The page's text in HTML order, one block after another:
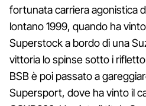
fortunata carriera agonistica
lontano 1999, quando ha
Superstock a bordo di una
vittoria lo spinse sotto i
BSB è poi passato a
Supersport, dove ha vinto il